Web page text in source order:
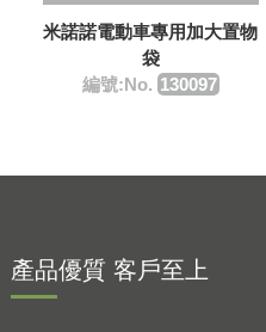
米諾諾電動車專用加大置物
袋
編號:No. 130097
產品優質 客戶至上